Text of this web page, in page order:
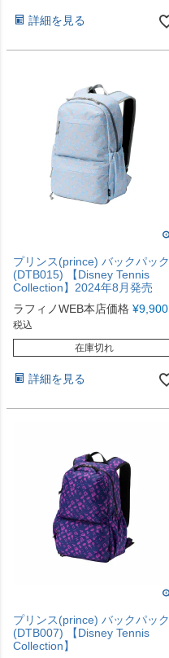
詳細を見る
プリンス(prince) バックパック
(DTB015) 【Disney Tennis
Collection】2024年8月発売
ラフィノWEB本店価格 ¥9,900
税込
在庫切れ
詳細を見る
プリンス(prince) バックパック
(DTB007) 【Disney Tennis
Collection】